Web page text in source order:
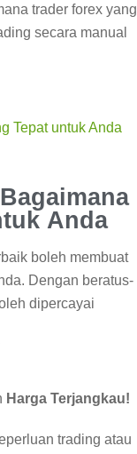
trader forex yang
secara manual
Anda
boleh membuat
Dengan beratus-
dipercayai
Harga Terjangkau!
trading atau